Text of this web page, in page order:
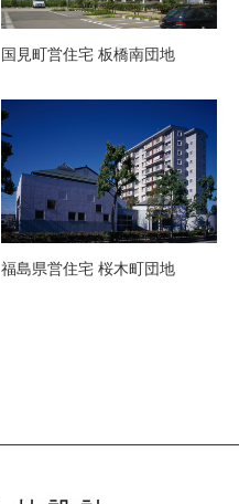
国見町営住宅 板橋南団地
福島県営住宅 桜木町団地